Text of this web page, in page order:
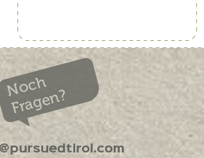
Noch
Fragen?